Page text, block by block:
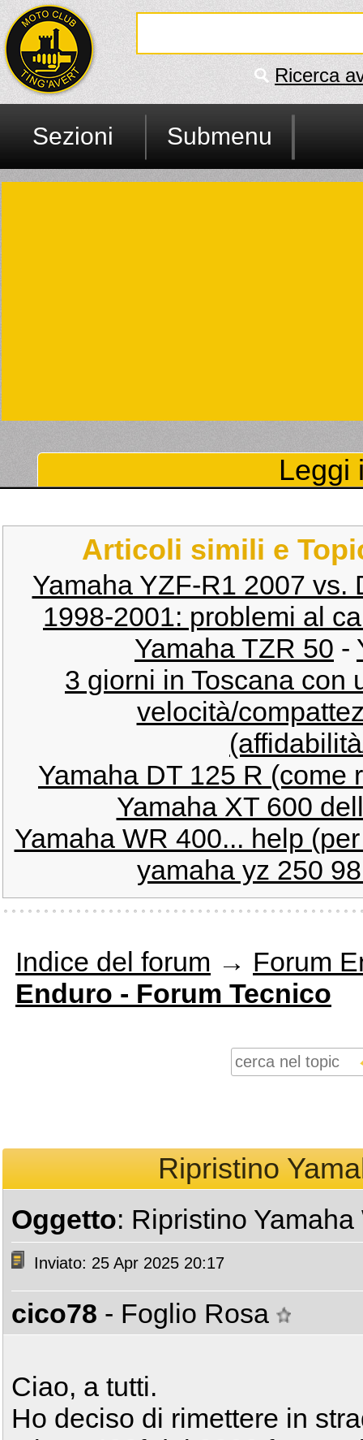
Ricerca
Sezioni Submenu
Leggi
Articoli simili e
Yamaha YZF-R1 2007 vs.
1998-2001: problemi al
Yamaha TZR 50 -
3 giorni in Toscana con
velocità/
Yamaha DT 125 R (come
Yamaha XT 600
Yamaha WR 400... help
yamaha yz 250
Indice del forum → Forum
Enduro - Forum Tecnico
Ripristino
Oggetto: Ripristino
Inviato: 25 Apr 2025 20:17
cico78 - Foglio Rosa
Ciao, a tutti.
Ho deciso di rimettere in